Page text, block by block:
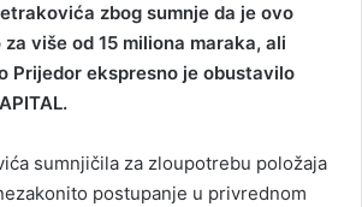
zbog sumnje da je ovo
više od 15 miliona maraka, ali
Prijedor ekspresno je obustavilo
sumnjičila za zloupotrebu položaja
postupanje u privrednom